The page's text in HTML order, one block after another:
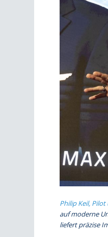
Philip Keil,
auf moderne
liefert präzise